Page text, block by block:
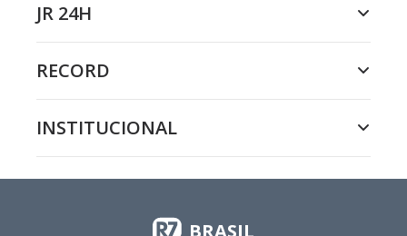
JR 24H
RECORD
INSTITUCIONAL
BRASIL